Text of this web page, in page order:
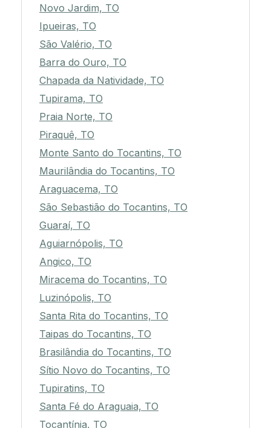
Novo Jardim, TO
Ipueiras, TO
São Valério, TO
Barra do Ouro, TO
Chapada da Natividade, TO
Tupirama, TO
Praia Norte, TO
Piraquê, TO
Monte Santo do Tocantins, TO
Maurilândia do Tocantins, TO
Araguacema, TO
São Sebastião do Tocantins, TO
Guaraí, TO
Aguiarnópolis, TO
Angico, TO
Miracema do Tocantins, TO
Luzinópolis, TO
Santa Rita do Tocantins, TO
Taipas do Tocantins, TO
Brasilândia do Tocantins, TO
Sítio Novo do Tocantins, TO
Tupiratins, TO
Santa Fé do Araguaia, TO
Tocantínia, TO